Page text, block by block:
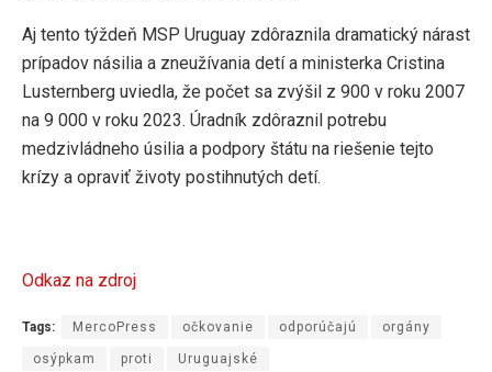
Aj tento týždeň MSP Uruguay zdôraznila dramatický nárast
prípadov násilia a zneužívania detí a ministerka Cristina
Lusternberg uviedla, že počet sa zvýšil z 900 v roku 2007
na 9 000 v roku 2023. Úradník zdôraznil potrebu
medzivládneho úsilia a podpory štátu na riešenie tejto
krízy a opraviť životy postihnutých detí.
Odkaz na zdroj
Tags: MercoPress očkovanie odporúčajú orgány
osýpkam proti Uruguajské